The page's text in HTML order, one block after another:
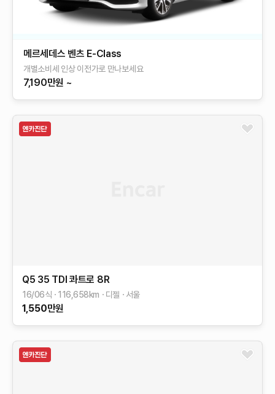
메르세데스 벤츠 E-Class
개별소비세 인상 이전가로 만나보세요
7,190만원 ~
Q5 35 TDI 콰트로 8R
16/06식 116,658km 디젤 서울
1,550만원